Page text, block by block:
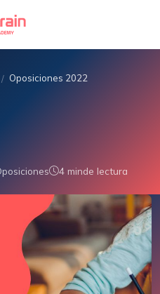
/ Oposiciones 2022
4 minde lectura